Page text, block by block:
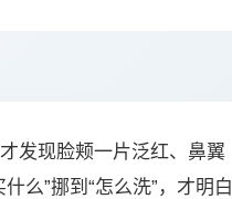
发现脸颊一片泛红、鼻翼
么”挪到“怎么洗”，才明白